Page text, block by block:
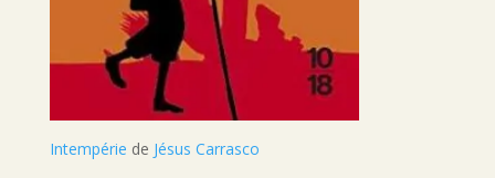
Intempérie de Jésus Carrasco